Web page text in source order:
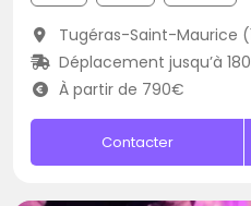
Tugéras-Saint-Maurice
Déplacement jusqu’à
À partir de 790€
Contacter